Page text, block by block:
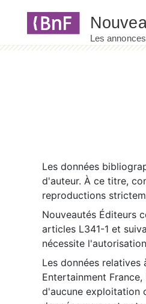
Les données
d'auteur. À ce titre,
reproductions
Nouveautés Éditeurs
articles L341-1 et
nécessite
Les données
Entertainment
d'aucune exploitation